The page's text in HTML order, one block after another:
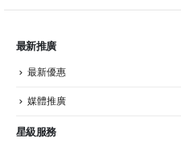
最新推廣
最新優惠
媒體推廣
星級服務